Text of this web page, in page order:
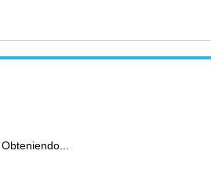
Obteniendo...